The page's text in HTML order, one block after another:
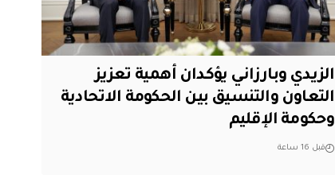
الزيدي وبارزاني يؤكدان أهمية تعزيز
التعاون والتنسيق بين الحكومة الاتحادية
وحكومة الإقليم
قبل 16 ساعة